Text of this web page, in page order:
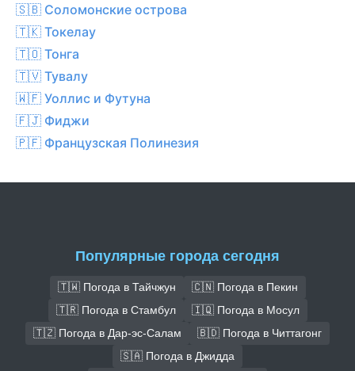
🇸🇧 Соломонские острова
🇹🇰 Токелау
🇹🇴 Тонга
🇹🇻 Тувалу
🇼🇫 Уоллис и Футуна
🇫🇯 Фиджи
🇵🇫 Французская Полинезия
Популярные города сегодня
🇹🇼 Погода в Тайчжун
🇨🇳 Погода в Пекин
🇹🇷 Погода в Стамбул
🇮🇶 Погода в Мосул
🇹🇿 Погода в Дар-эс-Салам
🇧🇩 Погода в Читтагонг
🇸🇦 Погода в Джидда